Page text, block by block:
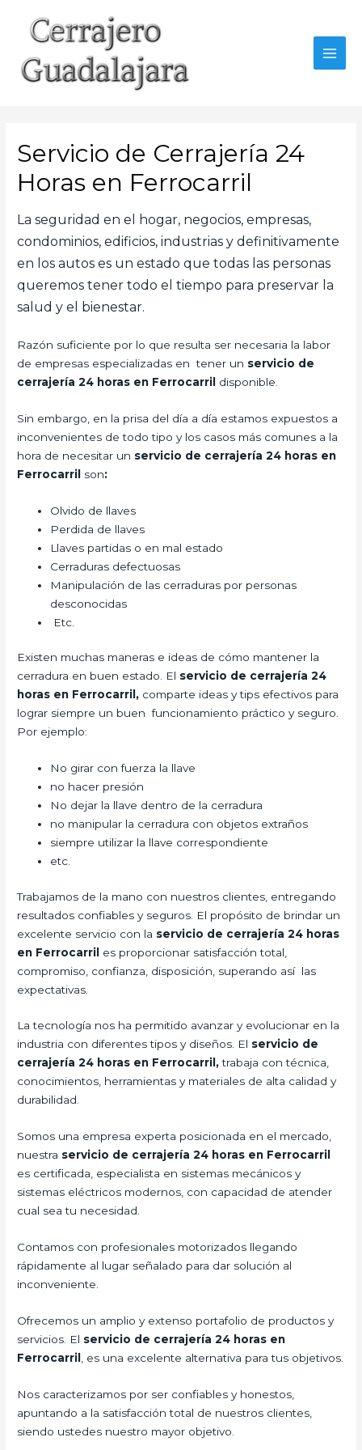
contenido
Servicio de Cerrajería 24
Horas en Ferrocarril
La seguridad en el hogar, negocios, empresas,
condominios, edificios, industrias y definitivamente
en los autos es un estado que todas las personas
queremos tener todo el tiempo para preservar la
salud y el bienestar.
Razón suficiente por lo que resulta ser necesaria la labor
de empresas especializadas en tener un servicio de
cerrajería 24 horas en Ferrocarril disponible.
Sin embargo, en la prisa del día a día estamos expuestos a
inconvenientes de todo tipo y los casos más comunes a la
hora de necesitar un servicio de cerrajería 24 horas en
Ferrocarril son:
Olvido de llaves
Perdida de llaves
Llaves partidas o en mal estado
Cerraduras defectuosas
Manipulación de las cerraduras por personas
desconocidas
Etc.
Existen muchas maneras e ideas de cómo mantener la
cerradura en buen estado. El servicio de cerrajería 24
horas en Ferrocarril, comparte ideas y tips efectivos para
lograr siempre un buen funcionamiento práctico y seguro.
Por ejemplo:
No girar con fuerza la llave
no hacer presión
No dejar la llave dentro de la cerradura
no manipular la cerradura con objetos extraños
siempre utilizar la llave correspondiente
etc.
Trabajamos de la mano con nuestros clientes, entregando
resultados confiables y seguros. El propósito de brindar un
excelente servicio con la servicio de cerrajería 24 horas
en Ferrocarril es proporcionar satisfacción total,
compromiso, confianza, disposición, superando así las
expectativas.
La tecnología nos ha permitido avanzar y evolucionar en la
industria con diferentes tipos y diseños. El servicio de
cerrajería 24 horas en Ferrocarril,trabaja con técnica,
conocimientos, herramientas y materiales de alta calidad y
durabilidad.
Somos una empresa experta posicionada en el mercado,
nuestra servicio de cerrajería 24 horas en Ferrocarril
es certificada, especialista en sistemas mecánicos y
sistemas eléctricos modernos, con capacidad de atender
cual sea tu necesidad.
Contamos con profesionales motorizados llegando
rápidamente al lugar señalado para dar solución al
inconveniente.
Ofrecemos un amplio y extenso portafolio de productos y
servicios. El servicio de cerrajería 24 horas en
Ferrocarril
, es una excelente alternativa para tus objetivos.
Nos caracterizamos por ser confiables y honestos,
apuntando a la satisfacción total de nuestros clientes,
siendo ustedes nuestro mayor objetivo.